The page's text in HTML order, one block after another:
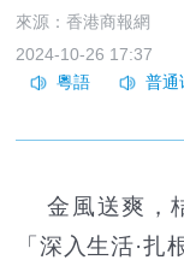
來源：香港商報網
2024-10-26 17:37
金風送爽，
「深入生活·